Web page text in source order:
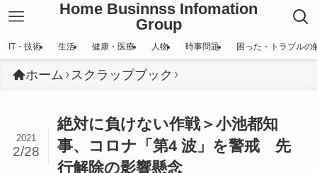
Home Businnss Infomation
Group
IT・技術 生活 健康・医療 人物 時事問題 困った・トラブルの
ホーム スクラップブック
絶対に負けない作戦＞小池都知
事、コロナ「第4 波」を警戒 先
行解除の影響懸念
2021
2/28